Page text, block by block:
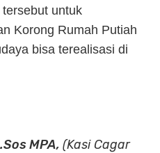
untuk
Korong Rumah Putiah
bisa terealisasi di
MPA, (Kasi Cagar